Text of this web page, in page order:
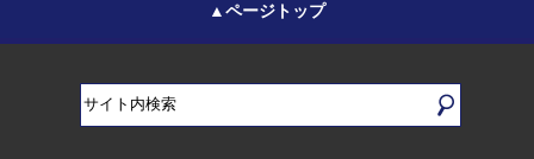
▲ページトップ